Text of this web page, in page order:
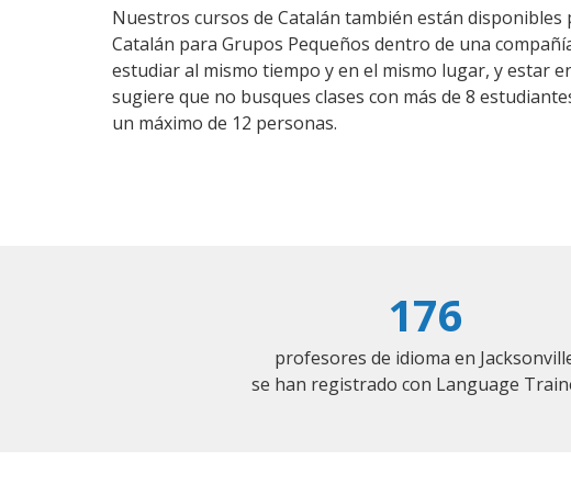
Nuestros cursos de Catalán también están
Catalán para Grupos Pequeños dentro de una
estudiar al mismo tiempo y en el mismo lugar, y estar
sugiere que no busques clases con más de 8
un máximo de 12 personas.
176
profesores de idioma en
se han registrado con Language